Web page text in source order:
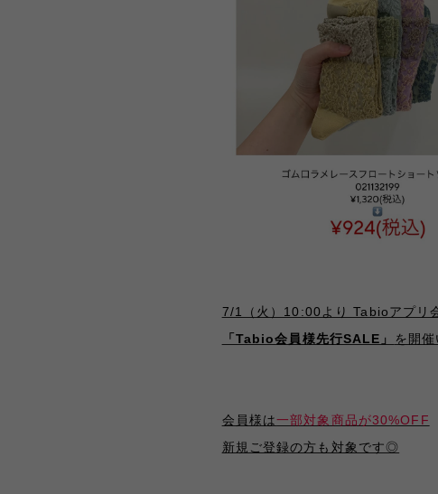
7/1（火）10:00より Tabioアプリ
「Tabio会員様先行SALE」
を開
会員様は一部対象商品が30%OFF
新規ご登録の方も対象です◎